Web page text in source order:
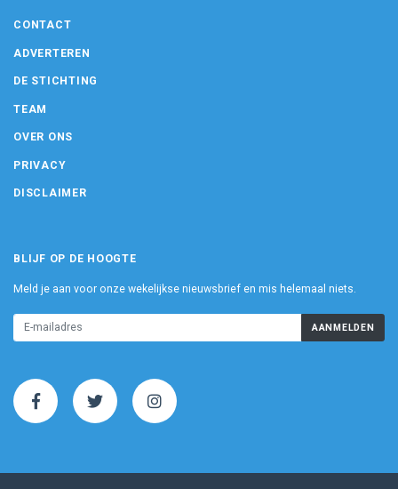
CONTACT
ADVERTEREN
DE STICHTING
TEAM
OVER ONS
PRIVACY
DISCLAIMER
BLIJF OP DE HOOGTE
Meld je aan voor onze wekelijkse nieuwsbrief en mis helemaal niets.
AANMELDEN